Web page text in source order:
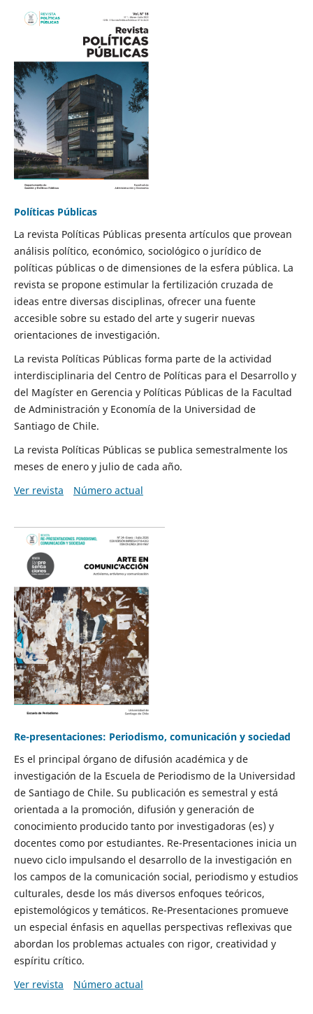
Políticas Públicas
La revista Políticas Públicas presenta artículos que provean
análisis político, económico, sociológico o jurídico de
políticas públicas o de dimensiones de la esfera pública. La
revista se propone estimular la fertilización cruzada de
ideas entre diversas disciplinas, ofrecer una fuente
accesible sobre su estado del arte y sugerir nuevas
orientaciones de investigación.
La revista Políticas Públicas forma parte de la actividad
interdisciplinaria del Centro de Políticas para el Desarrollo y
del Magíster en Gerencia y Políticas Públicas de la Facultad
de Administración y Economía de la Universidad de
Santiago de Chile.
La revista Políticas Públicas se publica semestralmente los
meses de enero y julio de cada año.
Ver revista
Número actual
Re-presentaciones: Periodismo, comunicación y sociedad
Es el principal órgano de difusión académica y de
investigación de la Escuela de Periodismo de la Universidad
de Santiago de Chile. Su publicación es semestral y está
orientada a la promoción, difusión y generación de
conocimiento producido tanto por investigadoras (es) y
docentes como por estudiantes. Re-Presentaciones inicia un
nuevo ciclo impulsando el desarrollo de la investigación en
los campos de la comunicación social, periodismo y estudios
culturales, desde los más diversos enfoques teóricos,
epistemológicos y temáticos. Re-Presentaciones promueve
un especial énfasis en aquellas perspectivas reflexivas que
abordan los problemas actuales con rigor, creatividad y
espíritu crítico.
Ver revista
Número actual